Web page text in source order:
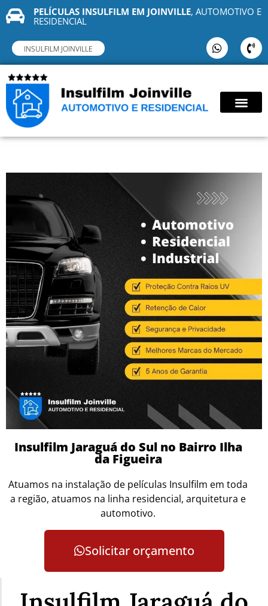
PELÍCULAS INSULFILM EM JOINVILLE, AUTOMOTIVO E
RESIDENCIAL
INSULFILM JOINVILLE
Insulfilm Jaraguá do Sul no Bairro Ilha
da Figueira
Atuamos na instalação de películas Insulfilm em toda
a região, atuamos na linha residencial, arquitetura e
automotivo.
Solicitar orçamento